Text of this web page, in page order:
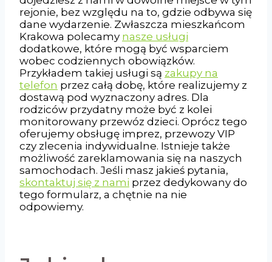
rejonie, bez względu na to, gdzie odbywa się
dane wydarzenie. Zwłaszcza mieszkańcom
Krakowa polecamy nasze usługi
dodatkowe, które mogą być wsparciem
wobec codziennych obowiązków.
Przykładem takiej usługi są zakupy na
telefon przez całą dobę, które realizujemy z
dostawą pod wyznaczony adres. Dla
rodziców przydatny może być z kolei
monitorowany przewóz dzieci. Oprócz tego
oferujemy obsługę imprez, przewozy VIP
czy zlecenia indywidualne. Istnieje także
możliwość zareklamowania się na naszych
samochodach. Jeśli masz jakieś pytania,
skontaktuj się z nami przez dedykowany do
tego formularz, a chętnie na nie
odpowiemy.